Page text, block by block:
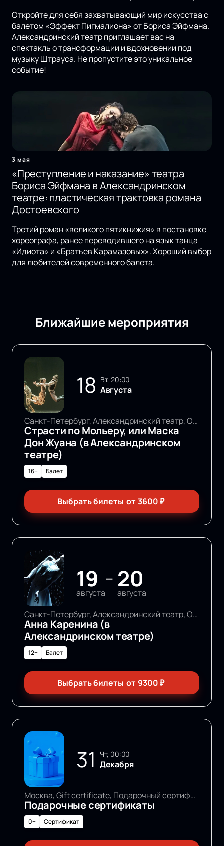
Откройте для себя захватывающий мир искусства с
балетом «Эффект Пигмалиона» от Бориса Эйфмана.
Александринский театр приглашает вас на
спектакль о трансформации и вдохновении под
музыку Штрауса. Не пропустите это уникальное
событие!
3 мая
«Преступление и наказание» театра
Бориса Эйфмана в Александринском
театре: пластическая трактовка романа
Достоевского
Третий роман «великого пятикнижия» в постановке
хореографа, ранее переводившего на язык танца
«Идиота» и «Братьев Карамазовых». Хороший выбор
для любителей современного балета.
Ближайшие мероприятия
18 вт, 20:00
Августа
Санкт-Петербург, Александринский театр, Основная сцена
Страсти по Мольеру, или Маска
Дон Жуана (в Александринском
театре)
16+ Балет
Выбрать билеты от3600₽
19
августа
— 20
августа
Санкт-Петербург, Александринский театр, Основная сцена
Анна Каренина (в
Александринском театре)
12+ Балет
Выбрать билеты от 9300₽
31 чт, 00:00
Декабря
Москва, Gift certificate, Подарочный сертификат
Подарочные сертификаты
0+ Сертификат